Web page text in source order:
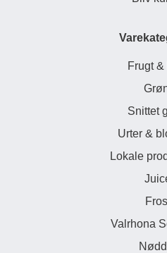
Frugt
Snittet
Urter &
Lokale
Valrhona